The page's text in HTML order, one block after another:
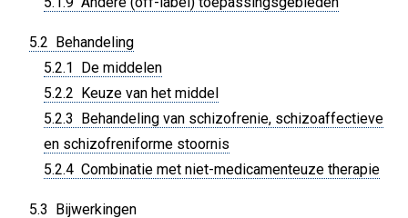
5.2 Behandeling
5.2.1 De middelen
5.2.2 Keuze van het middel
5.2.3 Behandeling van schizofrenie, schizoaffectieve
en schizofreniforme stoornis
5.2.4 Combinatie met niet-medicamenteuze therapie
5.3 Bijwerkingen